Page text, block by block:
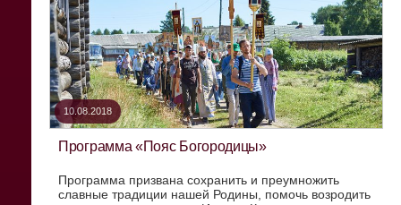
10.08.2018
Программа «Пояс Богородицы»
Программа призвана сохранить и преумножить
славные традиции нашей Родины, помочь возродить